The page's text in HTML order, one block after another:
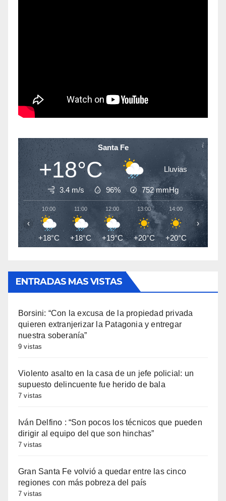
Santa Fe
+18°C Lluvias
3.4 m/s 96% 752mmHg
10:00
+18°C
11:00
+18°C
12:00
+19°C
13:00
+20°C
14:00
+20°C
15:00
+20°C
‹ ›
ENTRADAS MAS VISTAS
Borsini: “Con la excusa de la propiedad privada
quieren extranjerizar la Patagonia y entregar
nuestra soberanía”
9 vistas
Violento asalto en la casa de un jefe policial: un
supuesto delincuente fue herido de bala
7 vistas
Iván Delfino : “Son pocos los técnicos que pueden
dirigir al equipo del que son hinchas”
7 vistas
Gran Santa Fe volvió a quedar entre las cinco
regiones con más pobreza del país
7 vistas